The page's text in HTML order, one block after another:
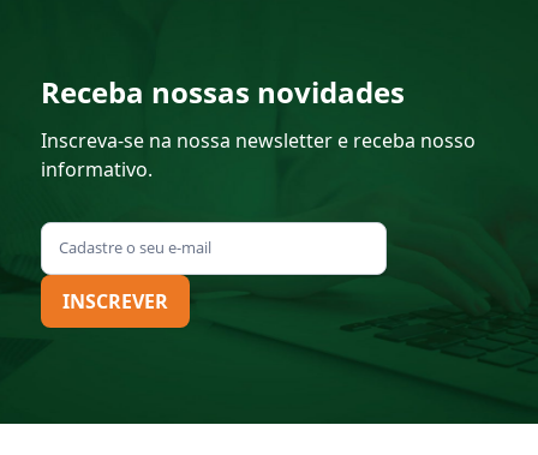
Receba nossas novidades
Inscreva-se na nossa newsletter e receba nosso
informativo.
INSCREVER